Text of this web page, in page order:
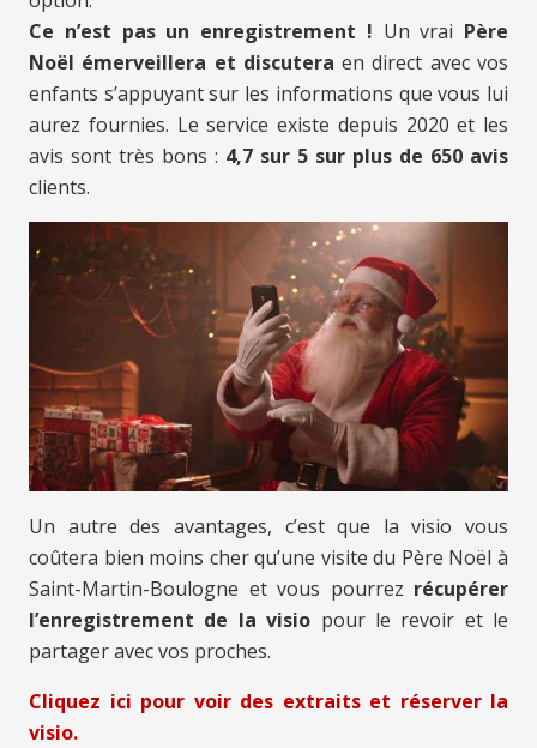
Ce n’est pas un enregistrement ! Un vrai Père
Noël émerveillera et discutera en direct avec vos
enfants s’appuyant sur les informations que vous lui
aurez fournies. Le service existe depuis 2020 et les
avis sont très bons : 4,7 sur 5 sur plus de 650 avis
clients.
Un autre des avantages, c’est que la visio vous
coûtera bien moins cher qu’une visite du Père Noël à
Saint-Martin-Boulogne et vous pourrez récupérer
l’enregistrement de la visio pour le revoir et le
partager avec vos proches.
Cliquez ici pour voir des extraits et réserver la
visio.